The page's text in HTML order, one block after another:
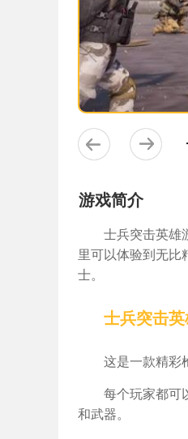
游戏简介
士兵突击英雄
里可以体验到无比
士。
士兵突击英
这是一款精彩
每个玩家都可
和武器。